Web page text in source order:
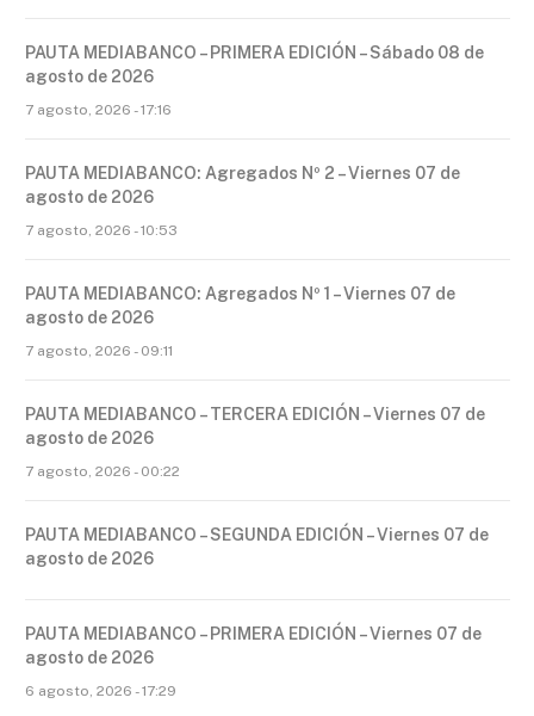
PAUTA MEDIABANCO – PRIMERA EDICIÓN – Sábado 08 de
agosto de 2026
7 agosto, 2026 - 17:16
PAUTA MEDIABANCO: Agregados Nº 2 – Viernes 07 de
agosto de 2026
7 agosto, 2026 - 10:53
PAUTA MEDIABANCO: Agregados Nº 1 – Viernes 07 de
agosto de 2026
7 agosto, 2026 - 09:11
PAUTA MEDIABANCO – TERCERA EDICIÓN – Viernes 07 de
agosto de 2026
7 agosto, 2026 - 00:22
PAUTA MEDIABANCO – SEGUNDA EDICIÓN – Viernes 07 de
agosto de 2026
PAUTA MEDIABANCO – PRIMERA EDICIÓN – Viernes 07 de
agosto de 2026
6 agosto, 2026 - 17:29